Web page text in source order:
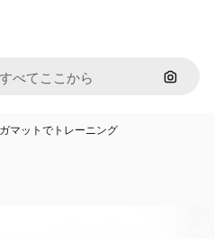
画像で
マットでトレーニング